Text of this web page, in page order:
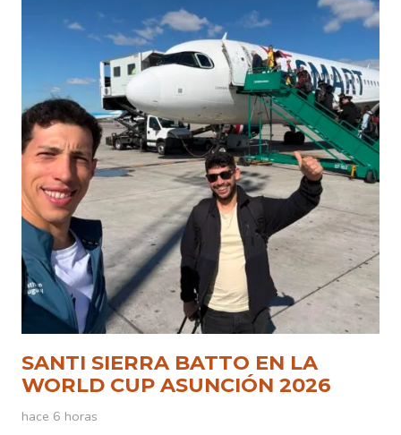
SANTI SIERRA BATTO EN LA
WORLD CUP ASUNCIÓN 2026
hace 6 horas